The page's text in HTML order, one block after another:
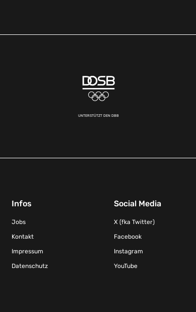
UNTERSTÜTZT DEN DBB
Infos
Jobs
Kontakt
Impressum
Datenschutz
Social Media
X (fka Twitter)
Facebook
Instagram
YouTube